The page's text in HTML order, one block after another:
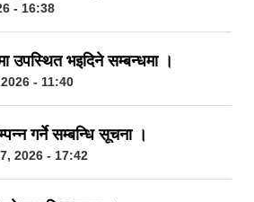
- 16:38
उपस्थित भइदिने सम्बन्धमा ।
- 11:40
गर्ने सम्बन्धि सूचना ।
2026 - 17:42